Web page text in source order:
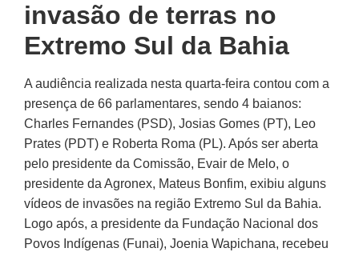
invasão de terras no
Extremo Sul da Bahia
A audiência realizada nesta quarta-feira contou com a
presença de 66 parlamentares, sendo 4 baianos:
Charles Fernandes (PSD), Josias Gomes (PT), Leo
Prates (PDT) e Roberta Roma (PL). Após ser aberta
pelo presidente da Comissão, Evair de Melo, o
presidente da Agronex, Mateus Bonfim, exibiu alguns
vídeos de invasões na região Extremo Sul da Bahia.
Logo após, a presidente da Fundação Nacional dos
Povos Indígenas (Funai), Joenia Wapichana, recebeu